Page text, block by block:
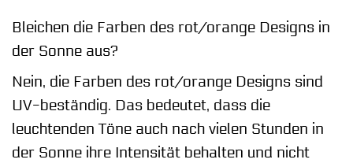
Bleichen die Farben des rot/orange Designs in
der Sonne aus?
Nein, die Farben des rot/orange Designs sind
UV-beständig. Das bedeutet, dass die
leuchtenden Töne auch nach vielen Stunden in
der Sonne ihre Intensität behalten und nicht